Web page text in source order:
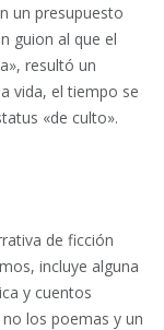
un presupuesto
guion al que el
resultó un
vida, el tiempo se
«de culto».
de ficción
incluye alguna
y cuentos
los poemas y un